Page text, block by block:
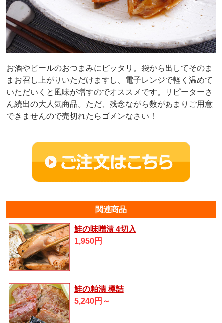
お酒やビールのおつまみにピッタリ。袋から出してそのま
まお召し上がりいただけますし、電子レンジで軽く温めて
いただいくと風味が増すのでオススメです。リピーターさ
ん続出の大人気商品。ただ、残念ながら数があまりご用意
できませんので売切れたらゴメンなさい！
関連商品
鮭の味噌漬 4切入
1,950円
鮭の粕漬 樽詰
5,240円～